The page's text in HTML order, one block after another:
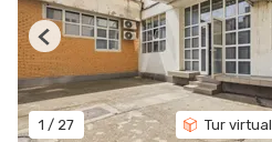
1 / 27 Tur virtual
Previous